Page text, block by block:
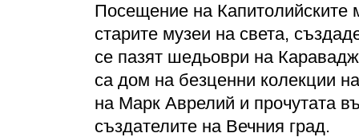
Посещение на Капитолийските
старите музеи на света,
се пазят шедьоври на
са дом на безценни колекции
на Марк Аврелий и прочутата
създателите на Вечния град.